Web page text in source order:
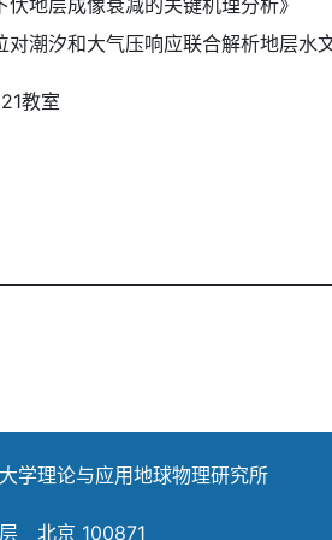
对潮汐和大气压响应联合解析地层水
教室
理论与应用地球物理研究所
北京 100871